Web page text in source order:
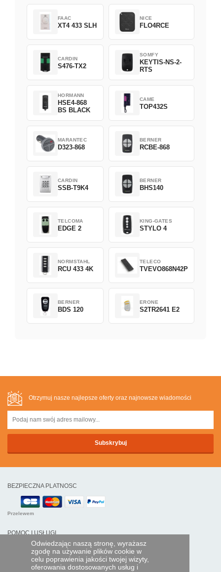
Odwiedzając naszą stronę, wyrażasz
zgodę na używanie plików cookie w
celu poprawienia jakości twojej wizyty,
oferowania dostosowanych usług i
FAAC
XT4 433 SLH
NICE
FLO4RCE
CARDIN
S476-TX2
SOMFY
KEYTIS-NS-2-
RTS
HORMANN
HSE4-868
BS BLACK
CAME
TOP432S
MARANTEC
D323-868
BERNER
RCBE-868
CARDIN
SSB-T9K4
BERNER
BHS140
TELCOMA
EDGE 2
KING-GATES
STYLO 4
NORMSTAHL
RCU 433 4K
TELECO
TVEVO868N42P
BERNER
BDS 120
ERONE
S2TR2641 E2
Otrzymuj nasze najlepsze oferty oraz najnowsze wiadomości
BEZPIECZNA PLATNOSC
Przelewem
POMOC I USŁUGI
Śledź swoje zamówienie
PILOTY EXPRESS